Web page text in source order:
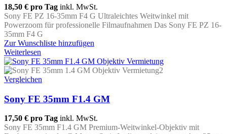
18,50 € pro Tag inkl. MwSt.
Sony FE PZ 16-35mm F4 G Ultraleichtes Weitwinkel mit
Powerzoom für professionelle Filmaufnahmen Das Sony FE PZ 16-
35mm F4 G
Zur Wunschliste hinzufügen
Weiterlesen
Vergleichen
Sony FE 35mm F1.4 GM
17,50 € pro Tag inkl. MwSt.
Sony FE 35mm F1.4 GM Premium-Weitwinkel-Objektiv mit